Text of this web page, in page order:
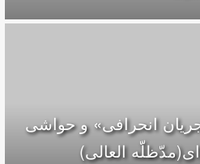
انحرافی» و حواشی
العالی)